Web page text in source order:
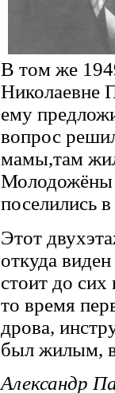
В том же
Николаевне
ему
вопрос
мамы,там
Молодожёны
поселились
Этот
откуда
стоит до
то время
дрова,
был жилым, в
Александр